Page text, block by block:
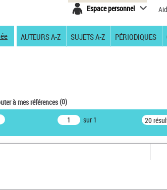
Espace personnel
AUTEURS A-Z SUJETS A-Z PÉRIODIQUES
à mes références(0)
sur 1 20